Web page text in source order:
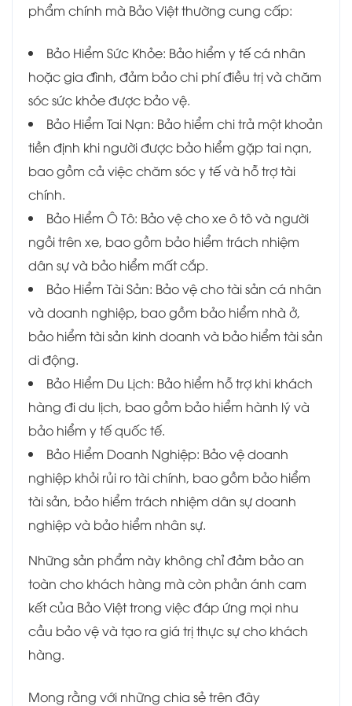
phẩm chính mà Bảo Việt thường cung cấp:
Bảo Hiểm Sức Khỏe: Bảo hiểm y tế cá nhân
hoặc gia đình, đảm bảo chi phí điều trị và chăm
sóc sức khỏe được bảo vệ.
Bảo Hiểm Tai Nạn: Bảo hiểm chi trả một khoản
tiền định khi người được bảo hiểm gặp tai nạn,
bao gồm cả việc chăm sóc y tế và hỗ trợ tài
chính.
Bảo Hiểm Ô Tô: Bảo vệ cho xe ô tô và người
ngồi trên xe, bao gồm bảo hiểm trách nhiệm
dân sự và bảo hiểm mất cắp.
Bảo Hiểm Tài Sản: Bảo vệ cho tài sản cá nhân
và doanh nghiệp, bao gồm bảo hiểm nhà ở,
bảo hiểm tài sản kinh doanh và bảo hiểm tài sản
di động.
Bảo Hiểm Du Lịch: Bảo hiểm hỗ trợ khi khách
hàng đi du lịch, bao gồm bảo hiểm hành lý và
bảo hiểm y tế quốc tế.
Bảo Hiểm Doanh Nghiệp: Bảo vệ doanh
nghiệp khỏi rủi ro tài chính, bao gồm bảo hiểm
tài sản, bảo hiểm trách nhiệm dân sự doanh
nghiệp và bảo hiểm nhân sự.
Những sản phẩm này không chỉ đảm bảo an
toàn cho khách hàng mà còn phản ánh cam
kết của Bảo Việt trong việc đáp ứng mọi nhu
cầu bảo vệ và tạo ra giá trị thực sự cho khách
hàng.
Mong rằng với những chia sẻ trên đây